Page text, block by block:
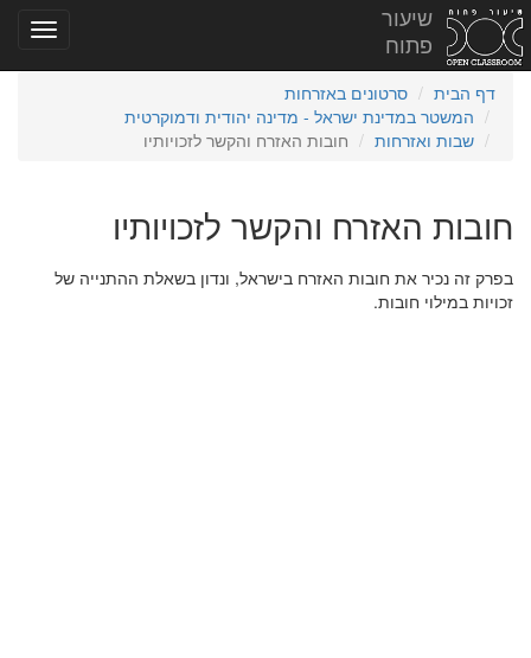
שיעור
פתוח
דף הבית
סרטונים באזרחות
המשטר במדינת ישראל - מדינה יהודית ודמוקרטית
שבות ואזרחות
חובות האזרח והקשר לזכויותיו
חובות האזרח והקשר לזכויותיו
בפרק זה נכיר את חובות האזרח בישראל, ונדון בשאלת ההתנייה של
זכויות במילוי חובות.